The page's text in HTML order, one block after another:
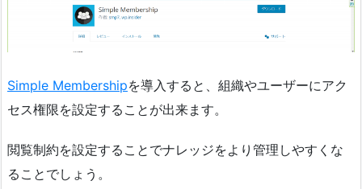
Simple Membershipを導入すると、組織やユーザーにアク
セス権限を設定することが出来ます。
閲覧制約を設定することでナレッジをより管理しやすくな
ることでしょう。